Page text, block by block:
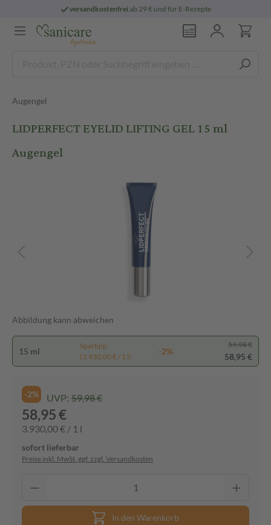
versandkostenfreiab 29 € und für E-Rezepte
Augengel
LIDPERFECT EYELID LIFTING GEL 15 ml
Augengel
Abbildung kann abweichen
15 ml
Spartipp
(3.930,00 € / 1 l)
-2%
59,98 €
58,95 €
-2% UVP: 59,98 €
58,95 €
3.930,00 € / 1 l
sofort lieferbar
Preise inkl. MwSt. ggf. zzgl. Versandkosten
In den Warenkorb